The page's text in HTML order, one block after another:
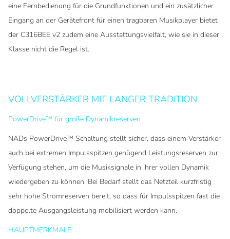
eine Fernbedienung für die Grundfunktionen und ein zusätzlicher
Eingang an der Gerätefront für einen tragbaren Musikplayer bietet
der C316BEE v2 zudem eine Ausstattungsvielfalt, wie sie in dieser
Klasse nicht die Regel ist.
VOLLVERSTÄRKER MIT LANGER TRADITION
PowerDrive™ für große Dynamikreserven
NADs PowerDrive™ Schaltung stellt sicher, dass einem Verstärker
auch bei extremen Impulsspitzen genügend Leistungsreserven zur
Verfügung stehen, um die Musiksignale in ihrer vollen Dynamik
wiedergeben zu können. Bei Bedarf stellt das Netzteil kurzfristig
sehr hohe Stromreserven bereit, so dass für Impulsspitzen fast die
doppelte Ausgangsleistung mobilisiert werden kann.
HAUPTMERKMALE: